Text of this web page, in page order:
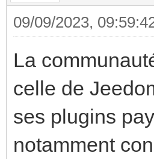
09/09/2023,
La
celle de
ses plugins
notamment